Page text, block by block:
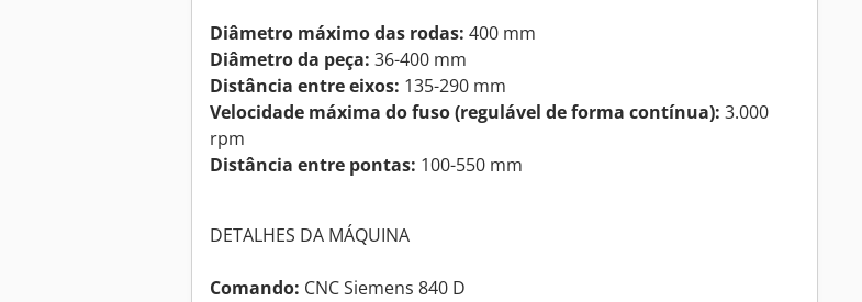
Diâmetro máximo das rodas: 400 mm
Diâmetro da peça: 36-400 mm
Distância entre eixos: 135-290 mm
Velocidade máxima do fuso (regulável de forma contínua): 3.000
rpm
Distância entre pontas: 100-550 mm
DETALHES DA MÁQUINA
Comando: CNC Siemens 840 D